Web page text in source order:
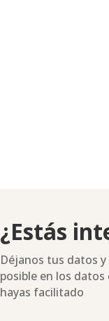
¿Estás
Déjanos tus datos
posible en los
hayas facilitado